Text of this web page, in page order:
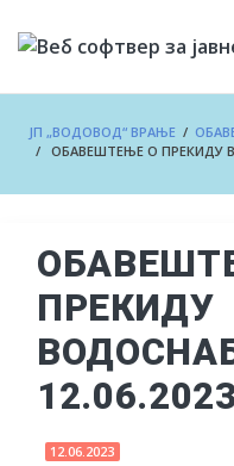
ЈП „ВОДОВОД“ ВРАЊЕ /
/ ОБАВЕШТЕЊЕ О ПРЕКИДУ
ПРЕКИДУ
12.06.2023
12.06.2023